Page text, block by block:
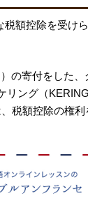
額控除を受け
の寄付をした
リング（
税額控除の権